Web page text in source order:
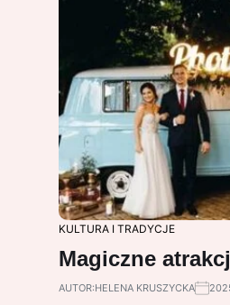
KULTURA I TRADYCJE
Magiczne
AUTOR:HELENA KRUSZYCKA